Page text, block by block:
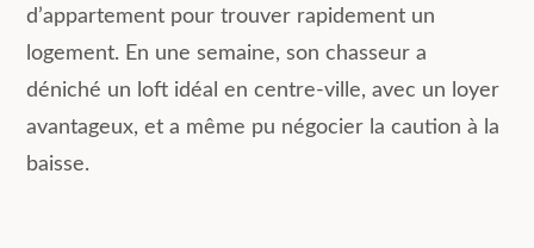
d’appartement pour trouver rapidement un
logement. En une semaine, son chasseur a
déniché un loft idéal en centre-ville, avec un loyer
avantageux, et a même pu négocier la caution à la
baisse.